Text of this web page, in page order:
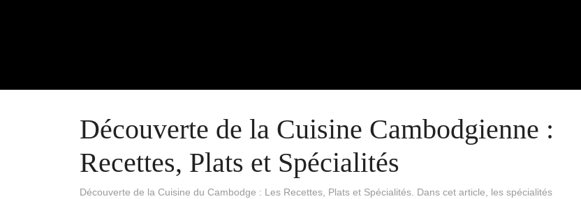
Découverte de la Cuisine Cambodgienne :
Recettes, Plats et Spécialités
Découverte de la Cuisine du Cambodge : Les Recettes, Plats et Spécialités. Dans cet article, les spécialités